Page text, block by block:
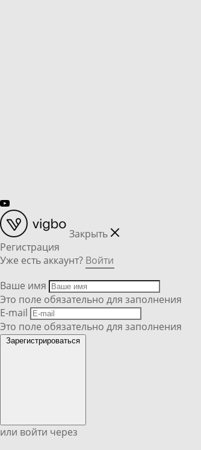
Закрыть
Регистрация
Уже есть аккаунт? Войти
Ваше имя
Это поле обязательно для заполнения
E-mail
Это поле обязательно для заполнения
Зарегистрироваться
или войти через